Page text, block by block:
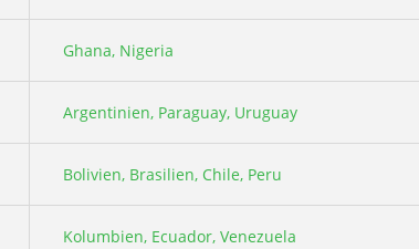
Ghana, Nigeria
Argentinien, Paraguay, Uruguay
Bolivien, Brasilien, Chile, Peru
Kolumbien, Ecuador, Venezuela